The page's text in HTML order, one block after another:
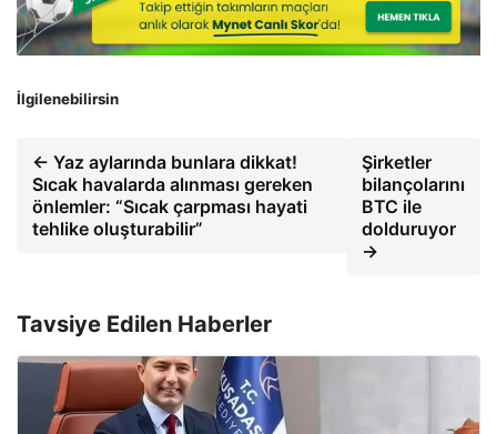
İlgilenebilirsin
← Yaz aylarında bunlara dikkat!
Sıcak havalarda alınması gereken
önlemler: “Sıcak çarpması hayati
tehlike oluşturabilir”
Şirketler
bilançolarını
BTC ile
dolduruyor
→
Tavsiye Edilen Haberler